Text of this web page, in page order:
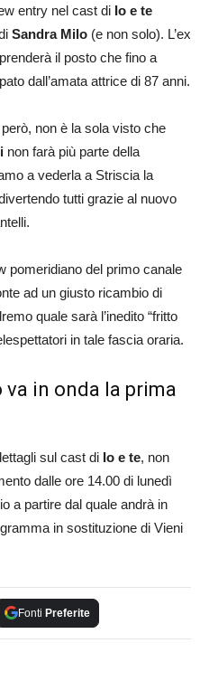
entry nel cast di Io e te
Sandra Milo (e non solo). L’ex
il posto che fino a
dall’amata attrice di 87 anni.
non è la sola visto che
non farà più parte della
a vederla a Striscia la
tutti grazie al nuovo
pomeridiano del primo canale
ad un giusto ricambio di
quale sarà l’inedito “fritto
in tale fascia oraria.
va in onda la prima
sul cast di Io e te, non
dalle ore 14.00 di lunedì
a partire dal quale andrà in
in sostituzione di Vieni
Fonti Preferite